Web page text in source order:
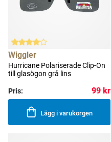
Wiggler
Hurricane Polariserade Clip-On
till glasögon grå lins
Pris: 99 kr
Lägg i varukorgen